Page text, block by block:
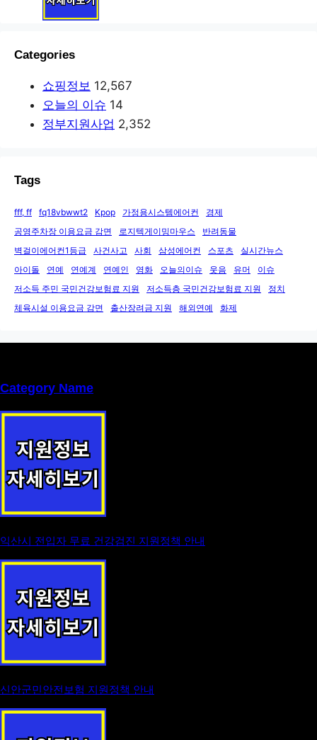
Categories
쇼핑정보 12,567
오늘의 이슈 14
정부지원사업 2,352
Tags
fff, ff fq18vbwwt2 Kpop 가정용시스템에어컨
경제
공영주차장 이용요금 감면
로지텍게이밍마우스
반려동물
벽걸이에어컨1등급
사건사고 사회 삼성에어컨 스포츠
실시간뉴스
아이돌
연예 연예계 연예인 영화 오늘의이슈 웃음 유머
이슈
저소득 주민 국민건강보험료 지원
저소득층 국민건강보험료 지원
정치
체육시설 이용요금 감면
출산장려금 지원 해외연예 화제
Category Name
익산시 전입자 무료 건강검진 지원정책 안내
신안군민안전보험 지원정책 안내